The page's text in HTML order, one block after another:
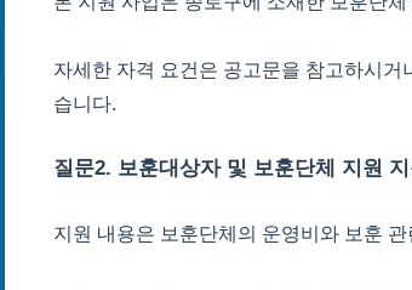
자세한 자격 요건은 공고문을 참고하시
습니다.
질문2. 보훈대상자 및 보훈단체 지원
지원 내용은 보훈단체의 운영비와 보훈